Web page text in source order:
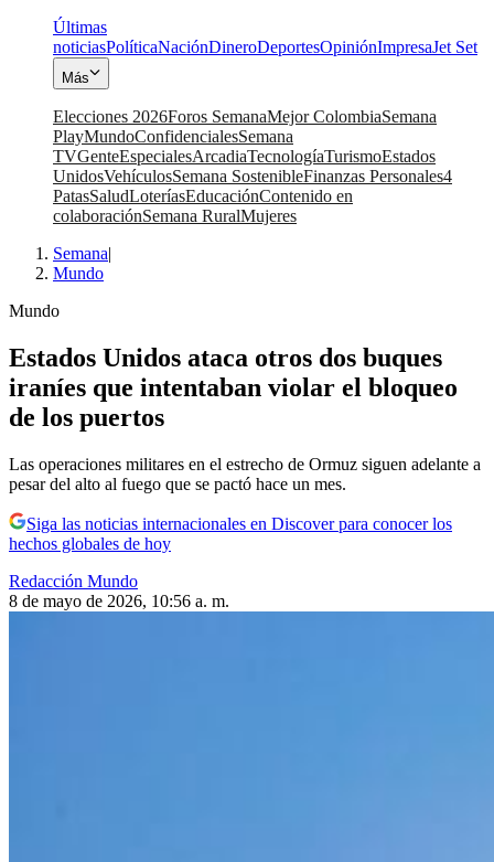
Últimas
noticiasPolíticaNaciónDineroDeportesOpiniónImpresaJet Set
Más
Elecciones 2026Foros SemanaMejor ColombiaSemana
PlayMundoConfidencialesSemana
TVGenteEspecialesArcadiaTecnologíaTurismoEstados
UnidosVehículosSemana SostenibleFinanzas Personales4
PatasSaludLoteríasEducaciónContenido en
colaboraciónSemana RuralMujeres
Semana|
Mundo
Mundo
Estados Unidos ataca otros dos buques
iraníes que intentaban violar el bloqueo
de los puertos
Las operaciones militares en el estrecho de Ormuz siguen adelante a
pesar del alto al fuego que se pactó hace un mes.
Siga las noticias internacionales en Discover para conocer los
hechos globales de hoy
Redacción Mundo
8 de mayo de 2026, 10:56 a. m.